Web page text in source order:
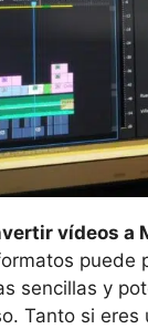
vídeos a
puede
sencillas y
Tanto si